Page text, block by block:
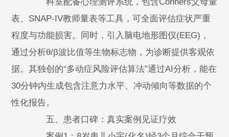
表、SNAP-IV教师量表等工具，可全面评估症状严重
程度与功能损害。同时，引入脑电地形图仪(EEG)，
通过分析θ/β波比值等生物标志物，为诊断提供客观依
据。其独创的“多动症风险评估算法”通过AI分析，能在
30分钟内生成包含注意力水平、冲动倾向等数据的个
性化报告。
五、患者口碑：真实案例见证疗效